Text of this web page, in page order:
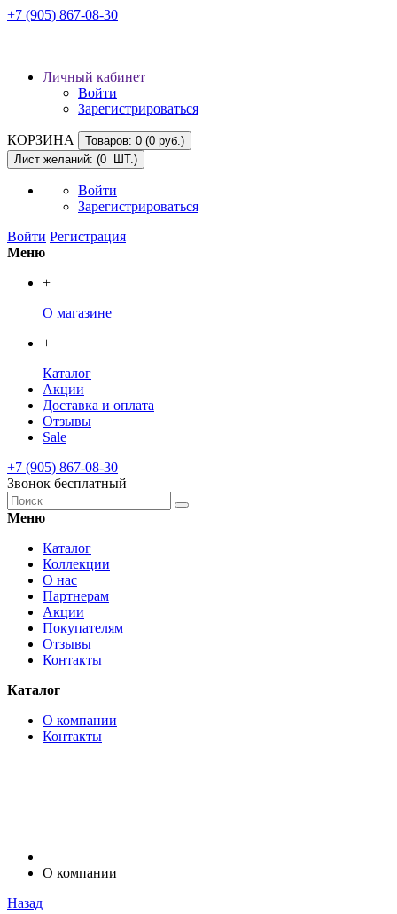
+7 (905) 867-08-30
Личный кабинет
Войти
Зарегистрироваться
КОРЗИНА
Товаров: 0 (0 руб.)
Лист желаний: (0 ШТ.)
Войти
Зарегистрироваться
Войти Регистрация
Меню
+
О магазине
+
Каталог
Акции
Доставка и оплата
Отзывы
Sale
+7 (905) 867-08-30
Звонок бесплатный
Меню
Каталог
Коллекции
О нас
Партнерам
Акции
Покупателям
Отзывы
Контакты
Каталог
О компании
Контакты
О компании
Назад